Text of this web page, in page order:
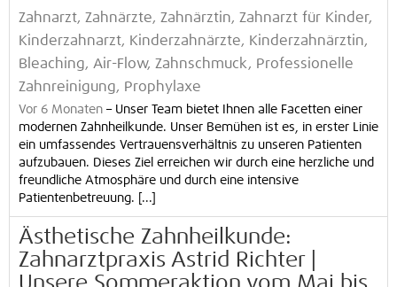
Zahnarzt, Zahnärzte, Zahnärztin, Zahnarzt für Kinder,
Kinderzahnarzt, Kinderzahnärzte, Kinderzahnärztin,
Bleaching, Air-Flow, Zahnschmuck, Professionelle
Zahnreinigung, Prophylaxe
Vor 6 Monaten – Unser Team bietet Ihnen alle Facetten einer
modernen Zahnheilkunde. Unser Bemühen ist es, in erster Linie
ein umfassendes Vertrauensverhältnis zu unseren Patienten
aufzubauen. Dieses Ziel erreichen wir durch eine herzliche und
freundliche Atmosphäre und durch eine intensive
Patientenbetreuung. [...]
Ästhetische Zahnheilkunde:
Zahnarztpraxis Astrid Richter |